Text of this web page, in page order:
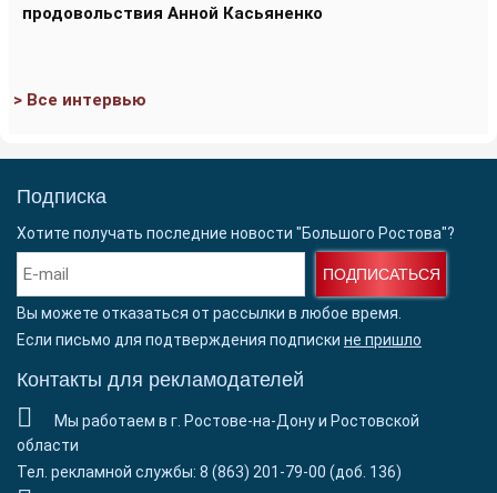
продовольствия Анной Касьяненко
> Все интервью
Подписка
Хотите получать последние новости "Большого Ростова"?
ПОДПИСАТЬСЯ
Вы можете отказаться от рассылки в любое время.
Если письмо для подтверждения подписки не пришло
Контакты для рекламодателей
Мы работаем в г. Ростове-на-Дону и Ростовской
области
Тел. рекламной службы: 8 (863) 201-79-00 (доб. 136)